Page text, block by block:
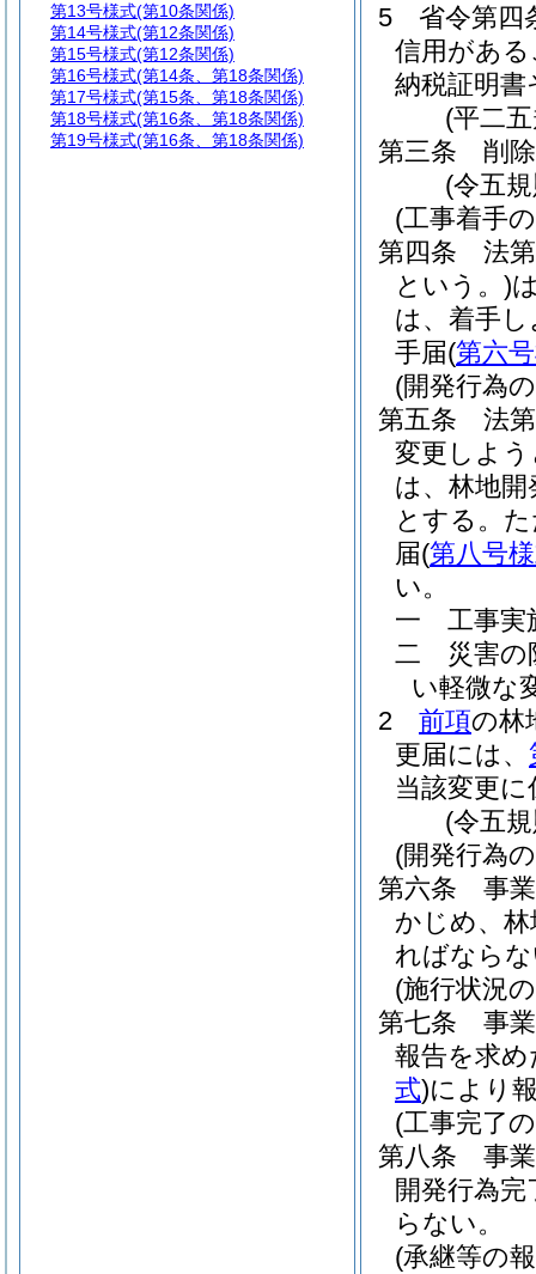
5
省令第四
信用があ
納税証明
(平二
第三条
削除
(令五
(工事着手
第四条
法
という。)
は、着手
手届(第六
(開発行為
第五条
法
変更しよ
は、林地開
とする。
届(第八号
い。
一
工事実
二
災害
い軽微な
2
前項の林
更届には、
当該変更
(令五
(開発行為
第六条
事
かじめ、
ればなら
(施行状況
第七条
事
報告を求
式)により
(工事完了
第八条
事
開発行為完
らない。
(承継等の
第13号様式(第10条関係)
第14号様式(第12条関係)
第15号様式(第12条関係)
第16号様式(第14条、第18条関係)
第17号様式(第15条、第18条関係)
第18号様式(第16条、第18条関係)
第19号様式(第16条、第18条関係)